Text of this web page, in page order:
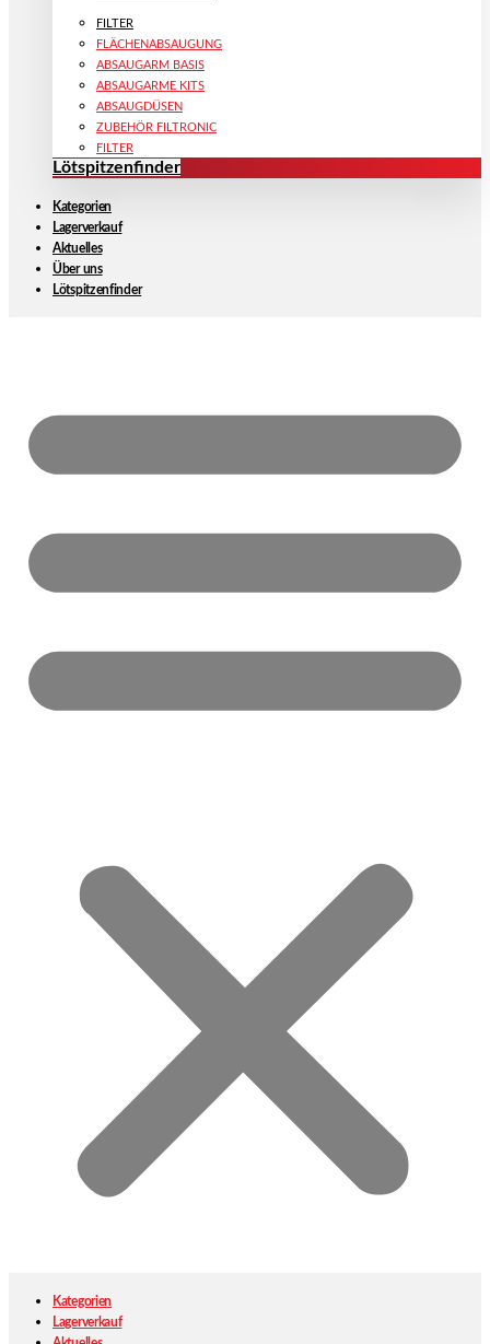
FILTER
FLÄCHENABSAUGUNG
ABSAUGARM BASIS
ABSAUGARME KITS
ABSAUGDÜSEN
ZUBEHÖR FILTRONIC
FILTER
Lötspitzenfinder
Kategorien
Lagerverkauf
Aktuelles
Über uns
Lötspitzenfinder
Kategorien
Lagerverkauf